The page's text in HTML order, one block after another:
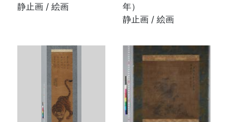
静止画 / 絵画
年）
静止画 / 絵画